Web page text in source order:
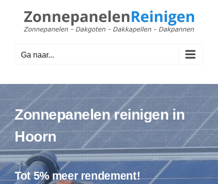
inhoud
Ga naar...
Zonnepanelen reinigen in
Hoorn
Tot 5% meer rendement!